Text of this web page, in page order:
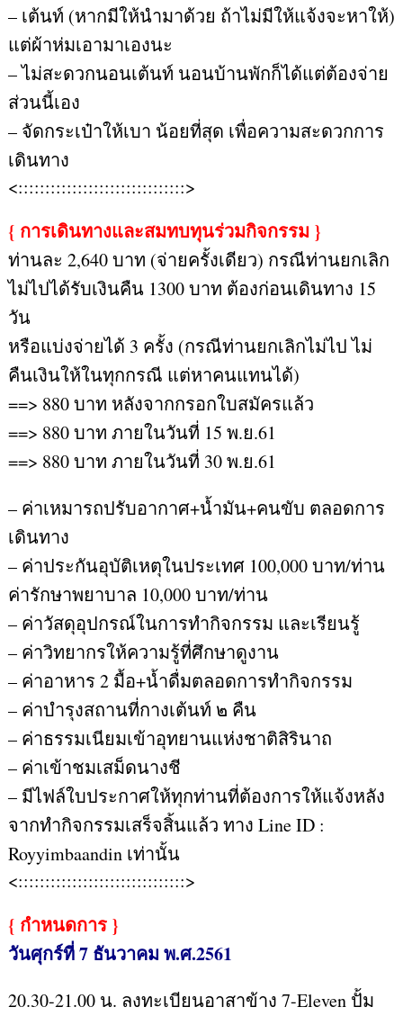
– เต้นท์ (หากมีให้นำมาด้วย ถ้าไม่มีให้แจ้งจะหาให้)
แต่ผ้าห่มเอามาเองนะ
– ไม่สะดวกนอนเต้นท์ นอนบ้านพักก็ได้แต่ต้องจ่าย
ส่วนนี้เอง
– จัดกระเป๋าให้เบา น้อยที่สุด เพื่อความสะดวกการ
เดินทาง
<:::::::::::::::::::::::::::::::>
{ การเดินทางและสมทบทุนร่วมกิจกรรม }
ท่านละ 2,640 บาท (จ่ายครั้งเดียว) กรณีท่านยกเลิก
ไม่ไปได้รับเงินคืน 1300 บาท ต้องก่อนเดินทาง 15
วัน
หรือแบ่งจ่ายได้ 3 ครั้ง (กรณีท่านยกเลิกไม่ไป ไม่
คืนเงินให้ในทุกกรณี แต่หาคนแทนได้)
==> 880 บาท หลังจากกรอกใบสมัครแล้ว
==> 880 บาท ภายในวันที่ 15 พ.ย.61
==> 880 บาท ภายในวันที่ 30 พ.ย.61
– ค่าเหมารถปรับอากาศ+น้ำมัน+คนขับ ตลอดการ
เดินทาง
– ค่าประกันอุบัติเหตุในประเทศ 100,000 บาท/ท่าน
ค่ารักษาพยาบาล 10,000 บาท/ท่าน
– ค่าวัสดุอุปกรณ์ในการทำกิจกรรม และเรียนรู้
– ค่าวิทยากรให้ความรู้ที่ศึกษาดูงาน
– ค่าอาหาร 2 มื้อ+น้ำดื่มตลอดการทำกิจกรรม
– ค่าบำรุงสถานที่กางเต้นท์ ๒ คืน
– ค่าธรรมเนียมเข้าอุทยานแห่งชาติสิรินาถ
– ค่าเข้าชมเสม็ดนางชี
– มีไฟล์ใบประกาศให้ทุกท่านที่ต้องการให้แจ้งหลัง
จากทำกิจกรรมเสร็จสิ้นแล้ว ทาง Line ID :
Royyimbaandin เท่านั้น
<:::::::::::::::::::::::::::::::>
{ กำหนดการ }
วันศุกร์ที่ 7 ธันวาคม พ.ศ.2561
20.30-21.00 น. ลงทะเบียนอาสาข้าง 7-Eleven ปั้ม